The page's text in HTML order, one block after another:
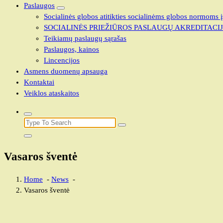
Paslaugos
Socialinės globos atitikties socialinėms globos normoms
SOCIALINĖS PRIEŽIŪROS PASLAUGŲ
Teikiamų paslaugų sąrašas
Paslaugos, kainos
Lincencijos
Asmens duomenų apsauga
Kontaktai
Veiklos ataskaitos
Search
for:
Vasaros šventė
Home - News -
Vasaros šventė